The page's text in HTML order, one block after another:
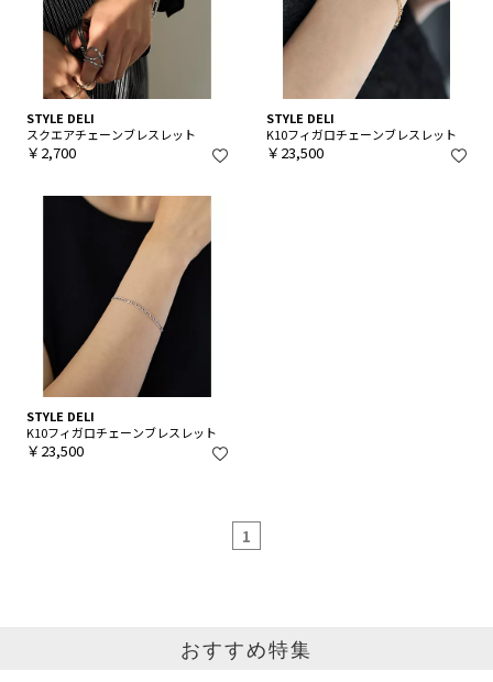
STYLE DELI
スクエアチェーンブレスレット
￥2,700
STYLE DELI
K10フィガロチェーンブレスレット
￥23,500
STYLE DELI
K10フィガロチェーンブレスレット
￥23,500
1
おすすめ特集